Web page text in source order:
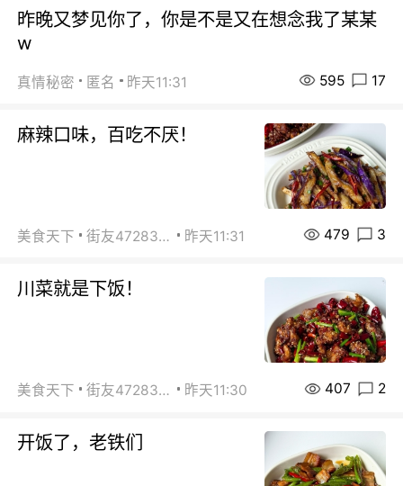
昨晚又梦见你了，你是不是又在想念我了某某
w
真情秘密 匿名 昨天11:31 595 17
麻辣口味，百吃不厌！
美食天下 街友472838572 昨天11:31 479 3
川菜就是下饭！
美食天下 街友472838572 昨天11:30 407 2
开饭了，老铁们